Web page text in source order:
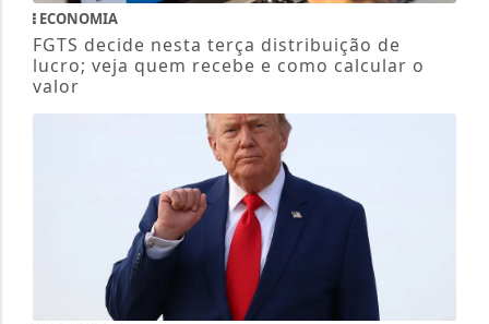
ECONOMIA
FGTS decide nesta terça distribuição de
lucro; veja quem recebe e como calcular o
valor